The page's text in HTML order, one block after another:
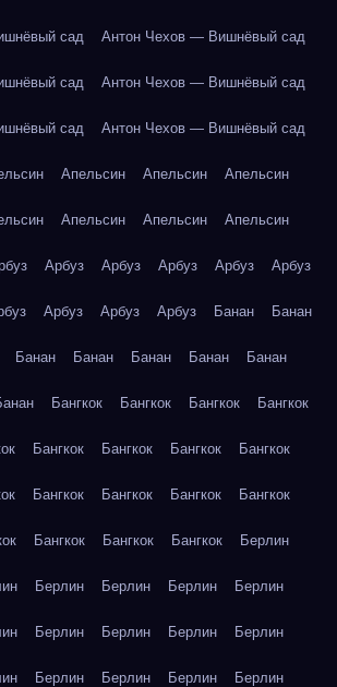
сад Антон Чехов — Вишнёвый сад
сад Антон Чехов — Вишнёвый сад
сад Антон Чехов — Вишнёвый сад
Апельсин Апельсин Апельсин
Апельсин Апельсин Апельсин
Арбуз Арбуз Арбуз Арбуз Арбуз
Арбуз Арбуз Арбуз Банан Банан
Банан Банан Банан Банан Банан
Бангкок Бангкок Бангкок Бангкок
Бангкок Бангкок Бангкок Бангкок
Бангкок Бангкок Бангкок Бангкок
Бангкок Бангкок Бангкок Берлин
Берлин Берлин Берлин Берлин
Берлин Берлин Берлин Берлин
Берлин Берлин Берлин Берлин